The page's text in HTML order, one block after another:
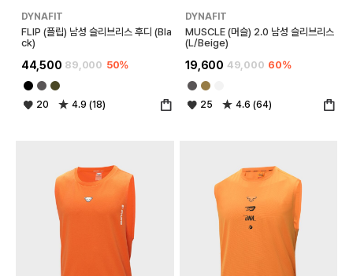
DYNAFIT
FLIP (플립) 남성 슬리브리스 후디 (Bla
ck)
44,500 89,000 50%
20 4.9 (18)
DYNAFIT
MUSCLE (머슬) 2.0 남성 슬리브리스
(L/Beige)
19,600 49,000 60%
25 4.6 (64)